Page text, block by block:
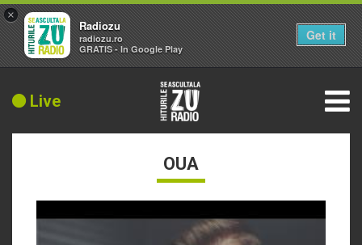
Live
OUA
×
Radiozu
radiozu.ro
GRATIS - In Google Play
Get it